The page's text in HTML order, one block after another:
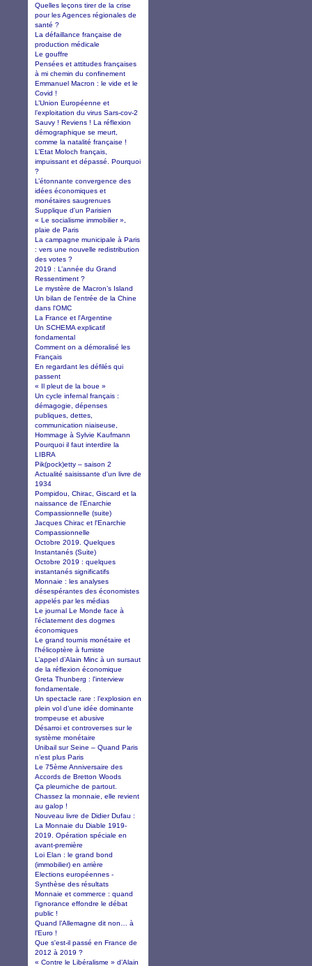
Quelles leçons tirer de la crise
pour les Agences régionales de
santé ?
La défaillance française de
production médicale
Le gouffre
Pensées et attitudes françaises
à mi chemin du confinement
Emmanuel Macron : le vide et le
Covid !
L’Union Européenne et
l’exploitation du virus Sars-cov-2
Sauvy ! Reviens ! La réflexion
démographique se meurt,
comme la natalité française !
L’Etat Moloch français,
impuissant et dépassé. Pourquoi
?
L’étonnante convergence des
idées économiques et
monétaires saugrenues
Supplique d'un Parisien
« Le socialisme immobilier »,
plaie de Paris
La campagne municipale à Paris
: vers une nouvelle redistribution
des votes ?
2019 : L’année du Grand
Ressentiment ?
Le mystère de Macron’s Island
Un bilan de l'entrée de la Chine
dans l'OMC
La France et l'Argentine
Un SCHEMA explicatif
fondamental
Comment on a démoralisé les
Français
En regardant les défilés qui
passent
« Il pleut de la boue »
Un cycle infernal français :
démagogie, dépenses
publiques, dettes,
communication niaiseuse,
Hommage à Sylvie Kaufmann
Pourquoi il faut interdire la
LIBRA
Pik(pock)etty – saison 2
Actualité saisissante d'un livre de
1934
Pompidou, Chirac, Giscard et la
naissance de l'Enarchie
Compassionnelle (suite)
Jacques Chirac et l'Enarchie
Compassionnelle
Octobre 2019. Quelques
Instantanés (Suite)
Octobre 2019 : quelques
instantanés significatifs
Monnaie : les analyses
désespérantes des économistes
appelés par les médias
Le journal Le Monde face à
l’éclatement des dogmes
économiques
Le grand tournis monétaire et
l'hélicoptère à fumiste
L’appel d’Alain Minc à un sursaut
de la réflexion économique
Greta Thunberg : l'interview
fondamentale.
Un spectacle rare : l’explosion en
plein vol d’une idée dominante
trompeuse et abusive
Désarroi et controverses sur le
système monétaire
Unibail sur Seine – Quand Paris
n’est plus Paris
Le 75ème Anniversaire des
Accords de Bretton Woods
Ça pleurniche de partout.
Chassez la monnaie, elle revient
au galop !
Nouveau livre de Didier Dufau :
La Monnaie du Diable 1919-
2019. Opération spéciale en
avant-première
Loi Elan : le grand bond
(immobilier) en arrière
Elections européennes -
Synthèse des résultats
Monnaie et commerce : quand
l’ignorance effondre le débat
public !
Quand l’Allemagne dit non… à
l’Euro !
Que s'est-il passé en France de
2012 à 2019 ?
« Contre le Libéralisme » d’Alain